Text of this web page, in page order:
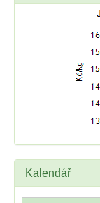
Kalendář